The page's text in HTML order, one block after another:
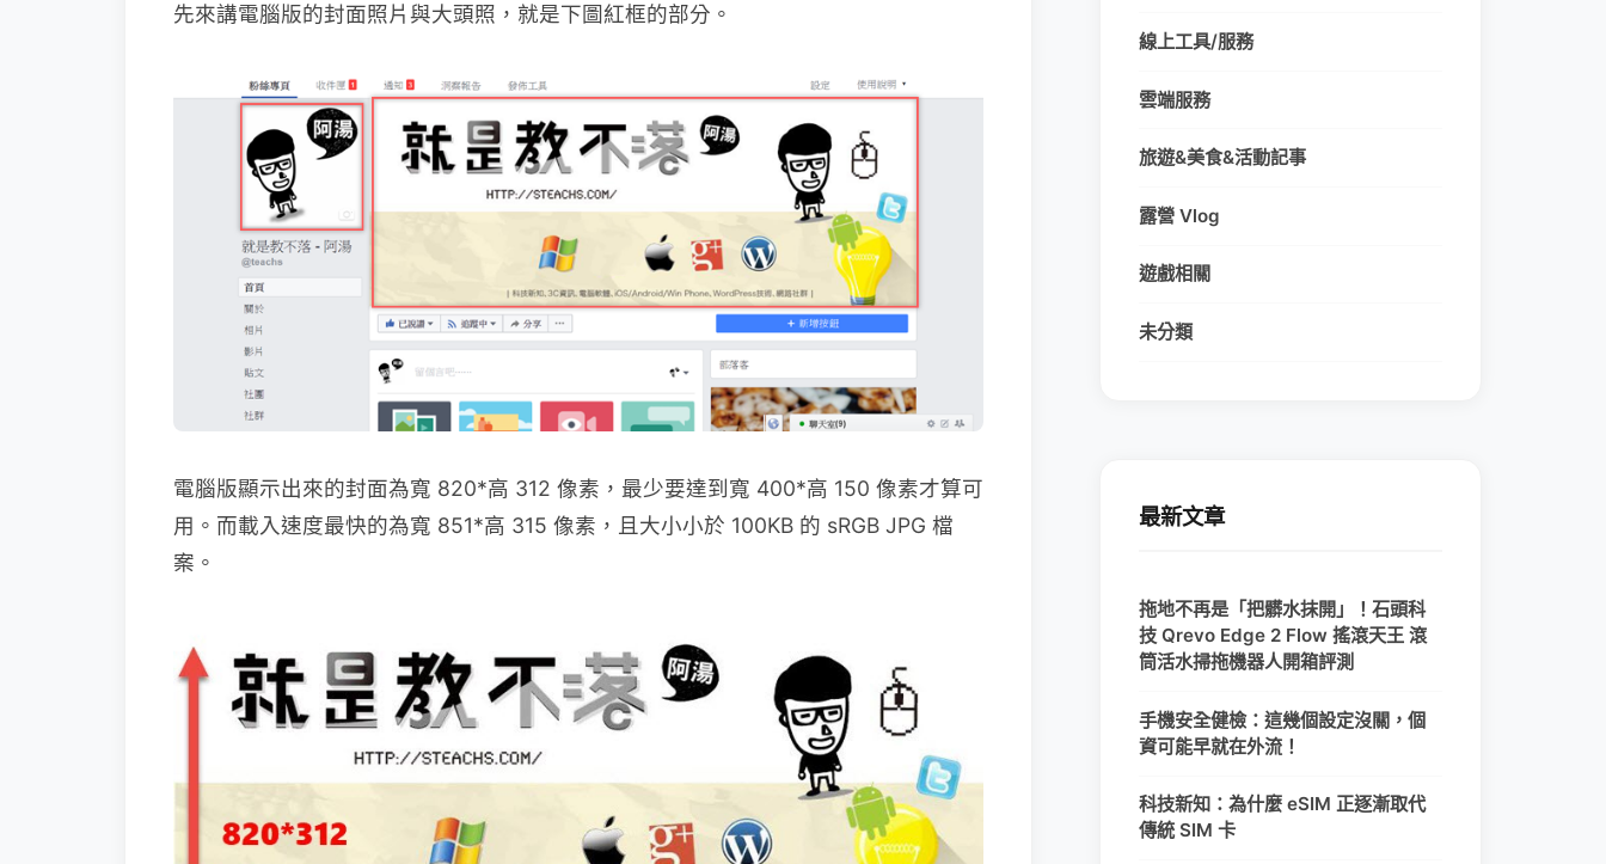
先來講電腦版的封面照片與大頭照，就是下圖紅框的部分。
電腦版顯示出來的封面為寬 820*高 312 像素，最少要達到寬 400*高 150 像素才算可
用。而載入速度最快的為寬 851*高 315 像素，且大小小於 100KB 的 sRGB JPG 檔
案。
線上工具/服務
雲端服務
旅遊&美食&活動記事
露營 Vlog
遊戲相關
未分類
最新文章
拖地不再是「把髒水抹開」！石頭科
技 Qrevo Edge 2 Flow 搖滾天王 滾
筒活水掃拖機器人開箱評測
手機安全健檢：這幾個設定沒關，個
資可能早就在外流！
科技新知：為什麼 eSIM 正逐漸取代
傳統 SIM 卡